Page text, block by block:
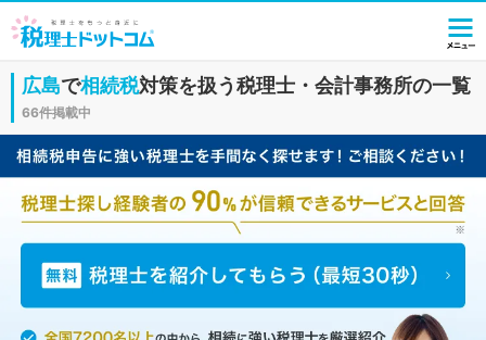
広島で相続税対策を扱う税理士・会計事務所の一覧
66件掲載中